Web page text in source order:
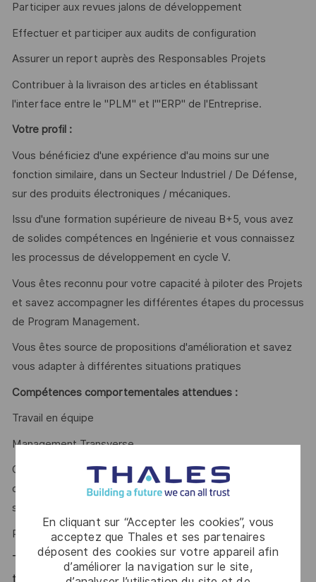
En cliquant sur “Accepter les cookies”, vous
acceptez que Thales et ses partenaires
déposent des cookies sur votre appareil afin
d’améliorer la navigation sur le site,
Participer aux revues jalons de développement
Effectuer et participer aux audits de configuration
Assurer un report auprès des Responsables Projets
Contribuer à la livraison des articles en établissant
l'interface entre le "PLM" et l'"ERP" de l'Entreprise.
Votre profil :
Vous bénéficiez d'une expérience d'au moins sur une
fonction similaire, dans un Secteur Industriel / De Défense,
sur des produits électroniques / mécaniques.
Issu d'une formation supérieure de niveau B+5, vous avez
de solides compétences en Ingénierie et vous connaissez
les processus de développement en cycle V.
Vous êtes reconnu pour votre capacité à piloter des Projets
et savez accompagner les différentes étapes du processus
de Program Management.
Vous êtes source de propositions d'amélioration et savez
vous adapter à différentes situations pratiques
Compétences comportementales attendues :
Travail en équipe
Management Transverse
Capacité à maîtriser les méthodes, les pratiques et les
outils pour le coaching des équipes d'ingénierie et le
support en matière de gestion des configurations
Rigueur, qualité de communication et pragmatisme.
Thales, entreprise Handi-Engagée, reconnait